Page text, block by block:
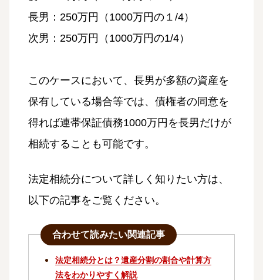
長男：250万円（1000万円の１/4）
次男：250万円（1000万円の1/4）
このケースにおいて、長男が多額の資産を
保有している場合等では、債権者の同意を
得れば連帯保証債務1000万円を長男だけが
相続することも可能です。
法定相続分について詳しく知りたい方は、
以下の記事をご覧ください。
合わせて読みたい関連記事
法定相続分とは？遺産分割の割合や計算方
法をわかりやすく解説